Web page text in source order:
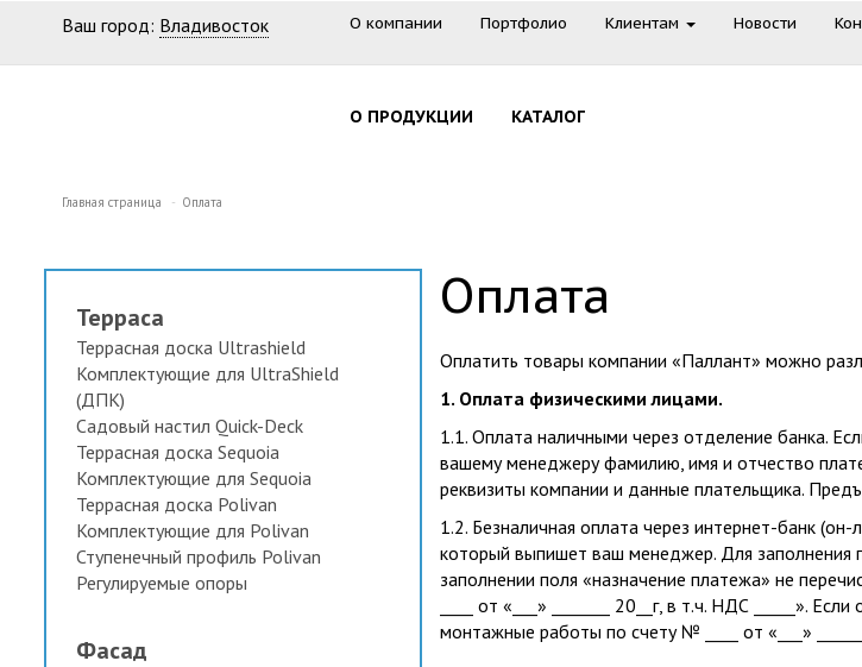
Ваш город: Владивосток О компании Портфолио Клиентам Новости
О ПРОДУКЦИИ КАТАЛОГ
Главная страница Оплата
Терраса
Террасная доска Ultrashield
Комплектующие для UltraShield
(ДПК)
Садовый настил Quick-Deck
Террасная доска Sequoia
Комплектующие для Sequoia
Террасная доска Polivan
Комплектующие для Polivan
Ступенечный профиль Polivan
Регулируемые опоры
Фасад
Оплата
Оплатить товары компании «Паллант» можно
1. Оплата физическими лицами.
1.1. Оплата наличными через отделение банка.
вашему менеджеру фамилию, имя и отчество
реквизиты компании и данные плательщика.
1.2. Безналичная оплата через интернет-банк
который выпишет ваш менеджер. Для заполнения
заполнении поля «назначение платежа» не
____ от «___» _______ 20__г, в т.ч. НДС _____».
монтажные работы по счету № ____ от «___»